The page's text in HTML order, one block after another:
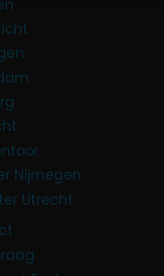
Nijmegen
Utrecht